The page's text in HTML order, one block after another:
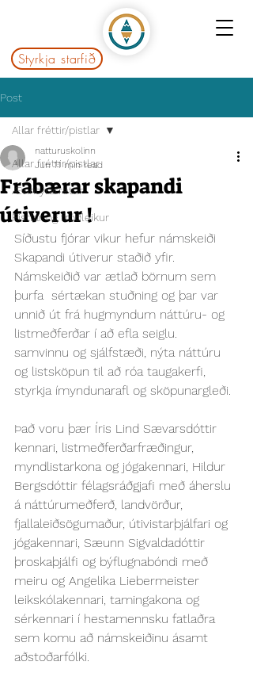
Styrkja starfið
Post
Allar fréttir/pistlar
Ævintýrafréttir
Pistlar og fróðleikur
Allar fréttir/pistlar
Frábærar skapandi
útiverur !
natturuskolinn
Jun 11 min read
Síðustu fjórar vikur hefur námskeiði
Skapandi útiverur staðið yfir.
Námskeiðið var ætlað börnum sem
þurfa  sértækan stuðning og þar var
unnið út frá hugmyndum náttúru- og
listmeðferðar í að efla seiglu.
samvinnu og sjálfstæði, nýta náttúru
og listsköpun til að róa taugakerfi,
styrkja ímyndunarafl og sköpunargleði.
Það voru þær Íris Lind Sævarsdóttir
kennari, listmeðferðarfræðingur,
myndlistarkona og jógakennari, Hildur
Bergsdóttir félagsráðgjafi með áherslu
á náttúrumeðferð, landvörður,
fjallaleiðsögumaður, útivistarþjálfari og
jógakennari, Sæunn Sigvaldadóttir
þroskaþjálfi og býflugnabóndi með
meiru og Angelika Liebermeister
leikskólakennari, tamingakona og
sérkennari í hestamennsku fatlaðra
sem komu að námskeiðinu ásamt
aðstoðarfólki.